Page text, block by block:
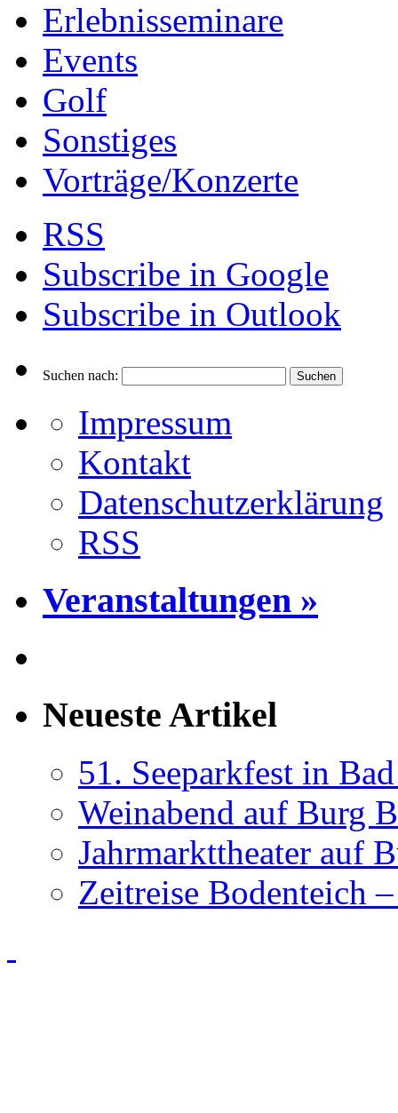
Erlebnisseminare
Events
Golf
Sonstiges
Vorträge/Konzerte
RSS
Subscribe in Google
Subscribe in Outlook
Suchen nach:
Impressum
Kontakt
Datenschutzerklärung
RSS
Veranstaltungen »
Neueste Artikel
51. Seeparkfest in
Weinabend auf Burg
Jahrmarkttheater auf
Zeitreise Bodenteich